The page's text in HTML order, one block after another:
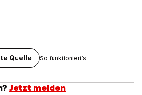
Quelle So funktioniert’s
Jetzt melden